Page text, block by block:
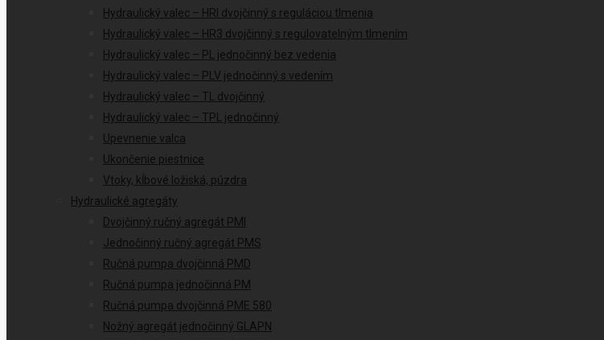
Hydraulický valec – HRI dvojčinný s reguláciou tlmenia
Hydraulický valec – HR3 dvojčinný s regulovatelným tlmením
Hydraulický valec – PL jednočinný bez vedenia
Hydraulický valec – PLV jednočinný s vedením
Hydraulický valec – TL dvojčinný
Hydraulický valec – TPL jednočinný
Upevnenie valca
Ukončenie piestnice
Vtoky, kĺbové ložiská, púzdra
Hydraulické agregáty
Dvojčinný ručný agregát PMI
Jednočinný ručný agregát PMS
Ručná pumpa dvojčinná PMD
Ručná pumpa jednočinná PM
Ručná pumpa dvojčinná PME 580
Nožný agregát jednočinný GLAPN